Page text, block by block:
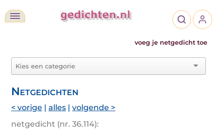
voeg je netgedicht toe
Netgedichten
< vorige | alles | volgende >
netgedicht (nr. 36.114):